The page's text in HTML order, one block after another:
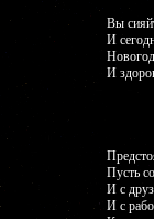
Вы
И
И
Пусть
И с
И с